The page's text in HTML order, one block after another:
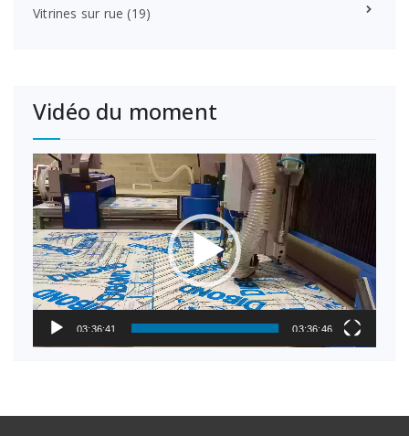
Vitrines sur rue (19)
Vidéo du moment
Lecteur
vidéo
03:36:41 03:36:46